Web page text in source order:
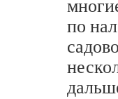
по